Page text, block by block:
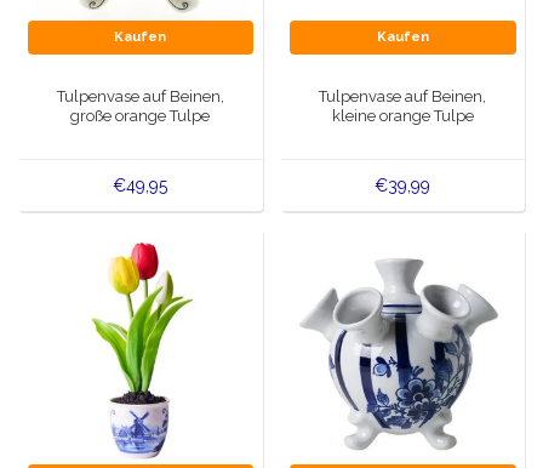
Kaufen
Tulpenvase auf Beinen,
große orange Tulpe
€49,95
Kaufen
Tulpenvase auf Beinen,
kleine orange Tulpe
€39,99